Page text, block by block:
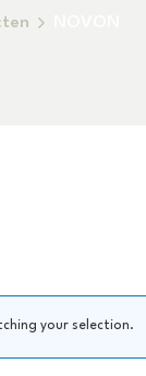
your selection.